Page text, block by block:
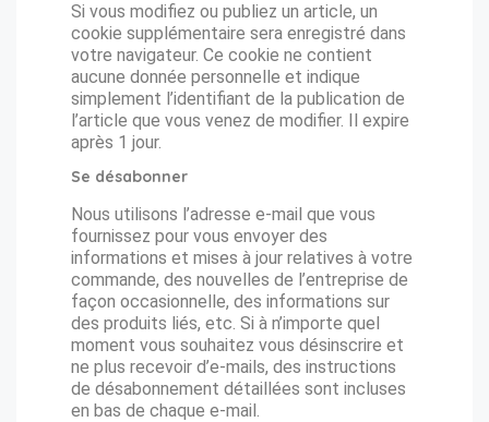
Si vous modifiez ou publiez un article, un
cookie supplémentaire sera enregistré dans
votre navigateur. Ce cookie ne contient
aucune donnée personnelle et indique
simplement l’identifiant de la publication de
l’article que vous venez de modifier. Il expire
après 1 jour.
Se désabonner
Nous utilisons l’adresse e-mail que vous
fournissez pour vous envoyer des
informations et mises à jour relatives à votre
commande, des nouvelles de l’entreprise de
façon occasionnelle, des informations sur
des produits liés, etc. Si à n’importe quel
moment vous souhaitez vous désinscrire et
ne plus recevoir d’e-mails, des instructions
de désabonnement détaillées sont incluses
en bas de chaque e-mail.